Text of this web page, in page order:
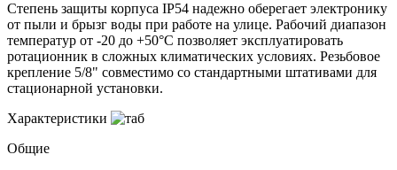
Степень защиты корпуса IP54 надежно оберегает электронику
от пыли и брызг воды при работе на улице. Рабочий диапазон
температур от -20 до +50°С позволяет эксплуатировать
ротационник в сложных климатических условиях. Резьбовое
крепление 5/8" совместимо со стандартными штативами для
стационарной установки.
Характеристики
Общие